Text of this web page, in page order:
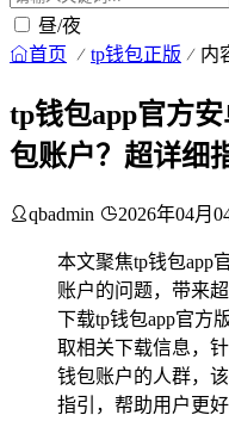
昼/夜
首页 tp钱包正版 内
tp钱包app官方
包账户？超详细
qbadmin 2026年04月
本文聚焦tp钱包app
账户的问题，带来
下载tp钱包app官方
取相关下载信息，
钱包账户的人群，
指引，帮助用户更